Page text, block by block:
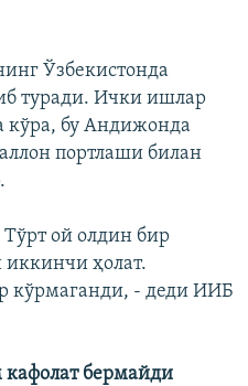
Ўзбекистонда
туради. Ички ишлар
кўра, бу Андижонда
портлаши билан
ой олдин бир
иккинчи ҳолат.
кўрмаганди, - деди ИИБ
кафолат бермайди